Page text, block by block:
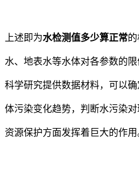
上述即为水检测值多少算正常
水、地表水等水体对各参数的限
科学研究提供数据材料，可以
体污染变化趋势，判断水污染
资源保护方面发挥着巨大的作用